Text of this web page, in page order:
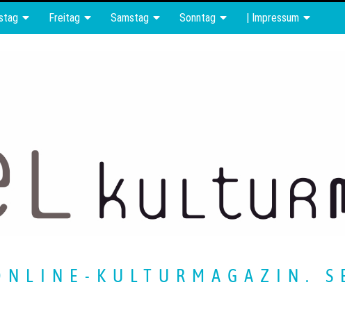
Freitag Samstag Sonntag | Impressum
KULTURMAGAZIN.